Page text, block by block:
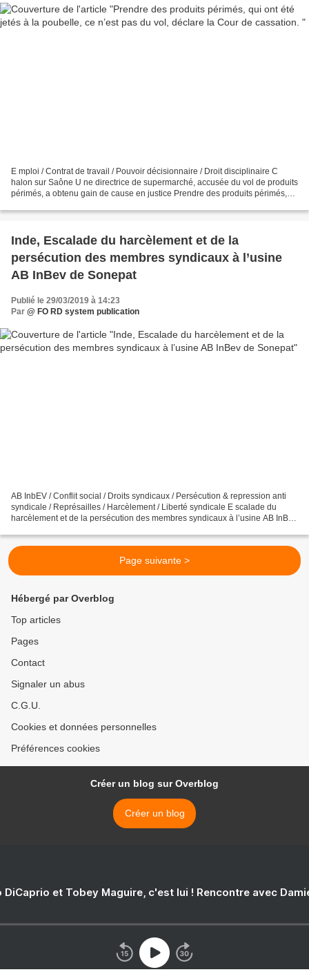
E mploi / Contrat de travail / Pouvoir décisionnaire / Droit disciplinaire C
halon sur Saône U ne directrice de supermarché, accusée du vol de produits
périmés, a obtenu gain de cause en justice Prendre des produits périmés,
Inde, Escalade du harcèlement et de la
persécution des membres syndicaux à l’usine
AB InBev de Sonepat
Publié le 29/03/2019 à 14:23
Par @ FO RD system publication
AB InbEV / Conflit social / Droits syndicaux / Persécution & repression anti
syndicale / Représailles / Harcèlement / Liberté syndicale E scalade du
harcèlement et de la persécution des membres syndicaux à l’usine AB InBev
Page suivante >
Hébergé par Overblog
Top articles
Pages
Contact
Signaler un abus
C.G.U.
Cookies et données personnelles
Préférences cookies
Créer un blog sur Overblog
Créer un blog
DiCaprio et Tobey Maguire, c'est lui ! Rencontre avec